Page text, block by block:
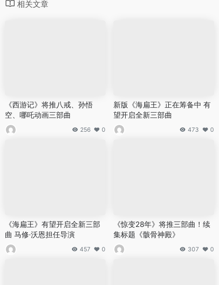
相关文章
《西游记》将推八戒、孙悟
空、哪吒动画三部曲
256 0
新版《海扁王》正在筹备中 有
望开启全新三部曲
473 0
《海扁王》有望开启全新三部
曲 马修·沃恩担任导演
457 0
《惊变28年》将推三部曲！续
集标题《骸骨神殿》
307 0